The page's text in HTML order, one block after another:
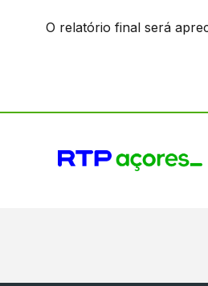
O relatório final será